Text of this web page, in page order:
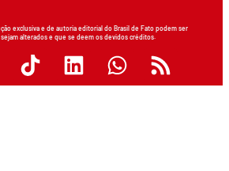
exclusiva e de autoria editorial do Brasil de Fato podem ser
alterados e que se deem os devidos créditos.